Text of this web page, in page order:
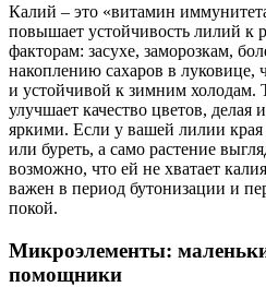
Калий – это «витамин
повышает устойчивость лилий к
факторам: засухе, заморозкам,
накоплению сахаров в луковице,
и устойчивой к зимним холодам.
улучшает качество цветов,
яркими. Если у вашей лилии края
или буреть, а само растение
возможно, что ей не хватает
важен в период бутонизации и
покой.
Микроэлементы:
помощники